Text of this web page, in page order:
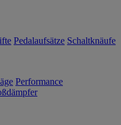
Pedalaufsätze Schaltknäufe
Performance